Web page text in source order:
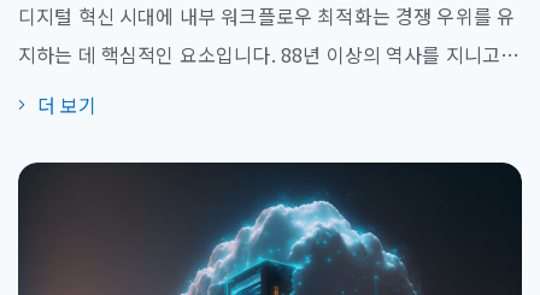
디지털 혁신 시대에 내부 워크플로우 최적화는 경쟁 우위를 유
지하는 데 핵심적인 요소입니다. 88년 이상의 역사를 지니고
170개 국가 및 지역에 글로벌 시장을 확장한 일본의 대표적인
내부 문서화 프로세스 개선을 추진했습니다. 기존 시스템은 비
효율성, 일관성 없는 문서 품질, 단편적인 지식 공유, 그리고 시
간이 많이 소요되는 수작업 워크플로우 [...]
더 보기